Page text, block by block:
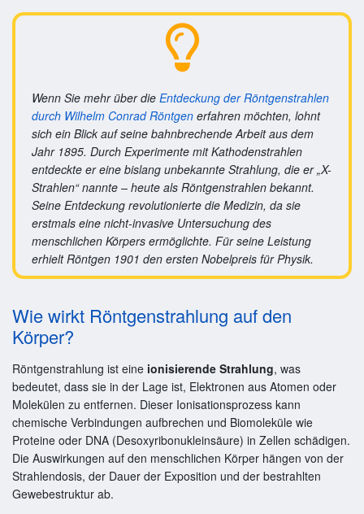
Wenn Sie mehr über die Entdeckung der Röntgenstrahlen
durch Wilhelm Conrad Röntgen erfahren möchten, lohnt
sich ein Blick auf seine bahnbrechende Arbeit aus dem
Jahr 1895. Durch Experimente mit Kathodenstrahlen
entdeckte er eine bislang unbekannte Strahlung, die er „X-
Strahlen“ nannte – heute als Röntgenstrahlen bekannt.
Seine Entdeckung revolutionierte die Medizin, da sie
erstmals eine nicht-invasive Untersuchung des
menschlichen Körpers ermöglichte. Für seine Leistung
erhielt Röntgen 1901 den ersten Nobelpreis für Physik.
Wie wirkt Röntgenstrahlung auf den
Körper?
Röntgenstrahlung ist eine ionisierende Strahlung, was
bedeutet, dass sie in der Lage ist, Elektronen aus Atomen oder
Molekülen zu entfernen. Dieser Ionisationsprozess kann
chemische Verbindungen aufbrechen und Biomoleküle wie
Proteine oder DNA (Desoxyribonukleinsäure) in Zellen schädigen.
Die Auswirkungen auf den menschlichen Körper hängen von der
Strahlendosis, der Dauer der Exposition und der bestrahlten
Gewebestruktur ab.